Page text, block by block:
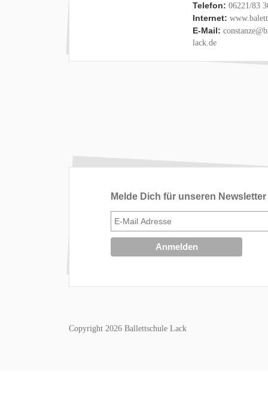
Telefon: 06221/83
Internet:
E-Mail:
lack.de
Melde Dich für unseren
Copyright 2026 Ballettschule Lack